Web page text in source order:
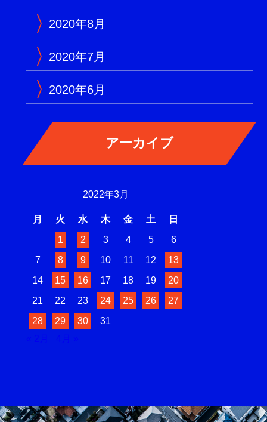
2020年8月
2020年7月
2020年6月
2022年3月
月 火 水 木 金 土
日
1
2 3 4 5
6
7
8 9 10 11 12
13
14
15 16 17 18 19
20
21
22 23 24 25 26
27
28
29 30
31